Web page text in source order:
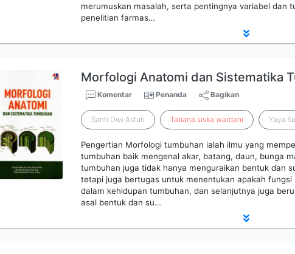
merumuskan masalah, serta pentingnya variabel dan
penelitian farmas…
Morfologi Anatomi dan Sistematika
Komentar Penanda Bagikan
Santi Dwi Astuti Tatiana siska wardani Yaya
Pengertian Morfologi tumbuhan ialah ilmu yang
tumbuhan baik mengenal akar, batang, daun, bunga
tumbuhan juga tidak hanya menguraikan bentuk dan
tetapi juga bertugas untuk menentukan apakah
dalam kehidupan tumbuhan, dan selanjutnya juga
asal bentuk dan su…